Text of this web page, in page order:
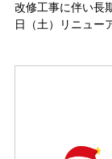
改修工事に伴い長
日（土）リニュー